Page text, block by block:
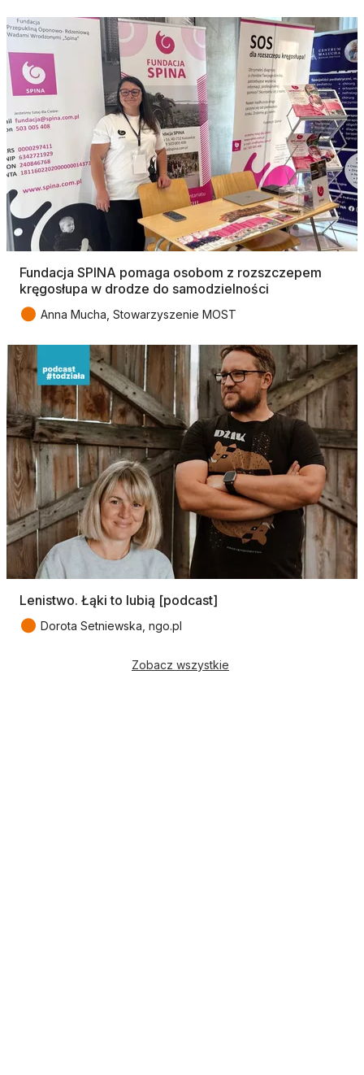
Fundacja SPINA pomaga osobom z rozszczepem
kręgosłupa w drodze do samodzielności
● Anna Mucha, Stowarzyszenie MOST
Lenistwo. Łąki to lubią [podcast]
● Dorota Setniewska, ngo.pl
Zobacz wszystkie